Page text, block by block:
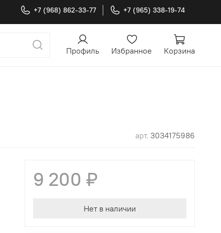
+7 (968) 862-33-77 +7 (965) 338-19-74
Профиль Избранное Корзина
арт. 3034175986
9 200 ₽
Нет в наличии